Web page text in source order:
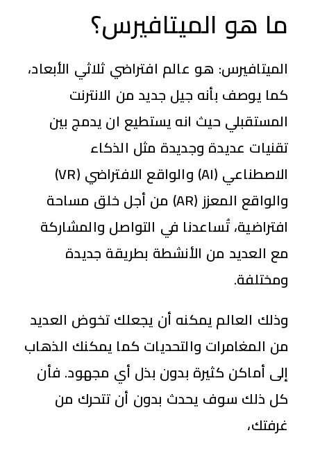
ما هو الميتافيرس؟
الميتافيرس: هو عالم افتراضي ثلاثي الأبعاد،
كما يوصف بأنه جيل جديد من الانترنت
المستقبلي حيث انه يستطيع ان يدمج بين
تقنيات عديدة وجديدة مثل الذكاء
الاصطناعي (AI) والواقع الافتراضي (VR)
والواقع المعزز (AR) من أجل خلق مساحة
افتراضية، تُساعدنا في التواصل والمشاركة
مع العديد من الأنشطة بطريقة جديدة
ومختلفة.
وذلك العالم يمكنه أن يجعلك تخوض العديد
من المغامرات والتحديات كما يمكنك الذهاب
إلى أماكن كثيرة بدون بذل أي مجهود. فأن
كل ذلك سوف يحدث بدون أن تتحرك من
غرفتك،